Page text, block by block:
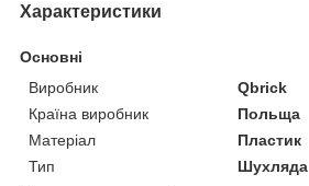
Характеристики
Основні
Виробник
Qbrick
Країна виробник
Польща
Матеріал
Пластик
Тип
Шухляда